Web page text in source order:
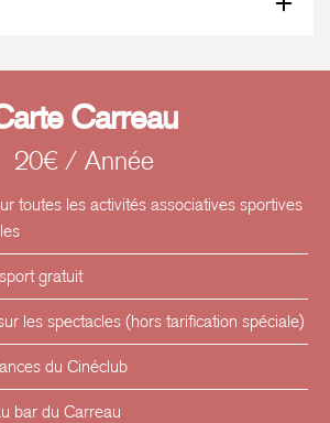
Carreau
20€ / Année
toutes les activités associatives sportives
gratuit
les spectacles (hors tarification spéciale)
du Cinéclub
bar du Carreau